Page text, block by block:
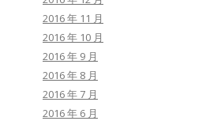
2016 年 11 月
2016 年 10 月
2016 年 9 月
2016 年 8 月
2016 年 7 月
2016 年 6 月